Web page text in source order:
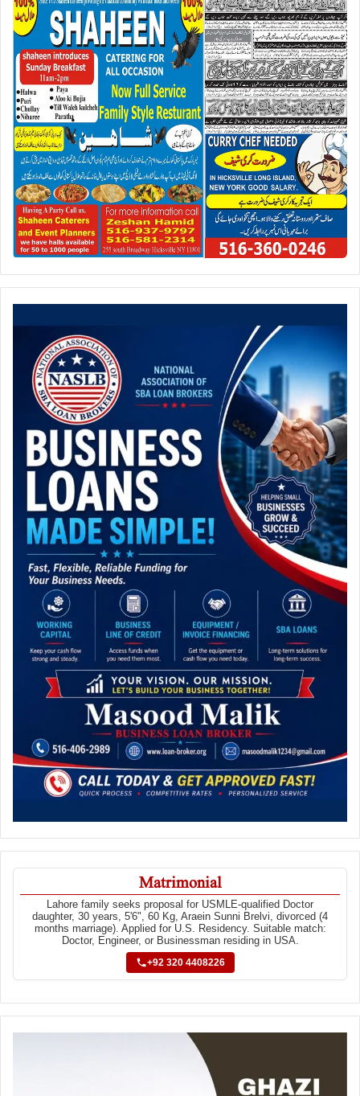
Matrimonial
Lahore family seeks proposal for USMLE-qualified Doctor
daughter, 30 years, 5'6", 60 Kg, Araein Sunni Brelvi, divorced (4
months marriage). Applied for U.S. Residency. Suitable match:
Doctor, Engineer, or Businessman residing in USA.
+92 320 4408226